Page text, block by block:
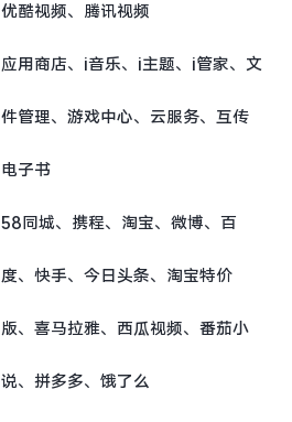
优酷视频、腾讯视频
应用商店、i音乐、i主题、i管家、文
件管理、游戏中心、云服务、互传
电子书
58同城、携程、淘宝、微博、百
度、快手、今日头条、淘宝特价
版、喜马拉雅、西瓜视频、番茄小
说、拼多多、饿了么